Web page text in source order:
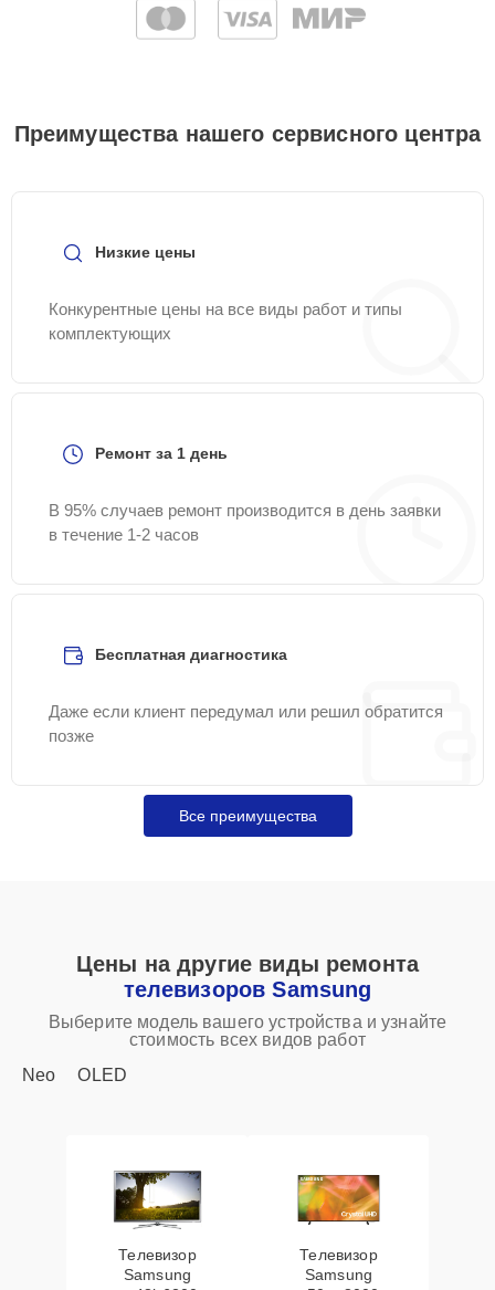
Преимущества нашего сервисного центра
Низкие цены
Конкурентные цены на все виды работ и типы
комплектующих
Ремонт за 1 день
В 95% случаев ремонт производится в день заявки
в течение 1-2 часов
Бесплатная диагностика
Даже если клиент передумал или решил обратится
позже
Все преимущества
Цены на другие виды ремонта
телевизоров Samsung
Выберите модель вашего устройства и узнайте
стоимость всех видов работ
Neo
OLED
Телевизор
Samsung
Телевизор
Samsung